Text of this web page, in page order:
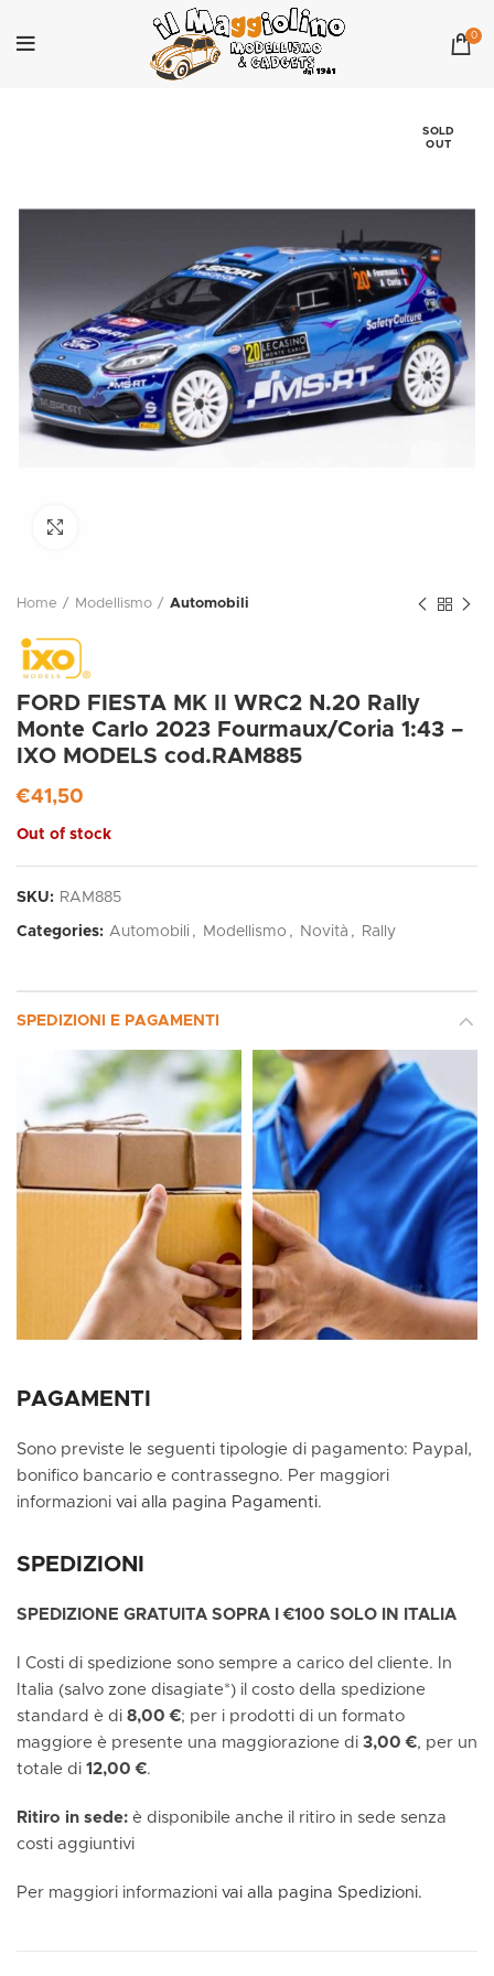
0
SOLD
OUT
Home Modellismo Automobili
FORD FIESTA MK II WRC2 N.20 Rally
Monte Carlo 2023 Fourmaux/Coria 1:43 –
IXO MODELS cod.RAM885
€41,50
Out of stock
SKU: RAM885
Categories: Automobili , Modellismo , Novità , Rally
SPEDIZIONI E PAGAMENTI
PAGAMENTI
Sono previste le seguenti tipologie di pagamento: Paypal,
bonifico bancario e contrassegno. Per maggiori
informazioni vai alla pagina Pagamenti.
SPEDIZIONI
SPEDIZIONE GRATUITA SOPRA I €100 SOLO IN ITALIA
I Costi di spedizione sono sempre a carico del cliente. In
Italia (salvo zone disagiate*) il costo della spedizione
standard è di 8,00 €; per i prodotti di un formato
maggiore è presente una maggiorazione di 3,00 €, per un
totale di 12,00 €.
Ritiro in sede: è disponibile anche il ritiro in sede senza
costi aggiuntivi
Per maggiori informazioni vai alla pagina Spedizioni.